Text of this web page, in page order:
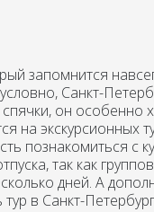
запомнится
Санкт-
он особенно
на экскурсионных
познакомиться с
так как
дней. А
в Санкт-